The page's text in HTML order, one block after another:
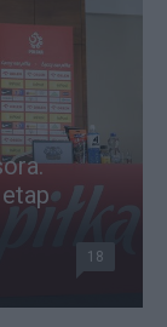
18